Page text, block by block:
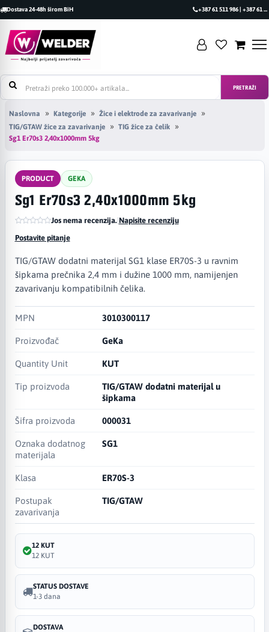
Dostava 24-48h širom BiH +387 61 511 986 | +387 61 493 470
PRETRAŽI
Naslovna Kategorije
Žice i elektrode za zavarivanje
TIG/GTAW žice za zavarivanje
TIG žice za čelik
Sg1 Er70s3 2,40x1000mm 5kg
PRODUCT GEKA
Sg1 Er70s3 2,40x1000mm 5kg
Jos nema recenzija.|Napisite recenziju
Postavite pitanje
TIG/GTAW dodatni materijal SG1 klase ER70S-3 u ravnim
šipkama prečnika 2,4 mm i dužine 1000 mm, namijenjen
zavarivanju kompatibilnih čelika.
MPN 3010300117
Proizvođač GeKa
Quantity Unit KUT
Tip proizvoda
TIG/GTAW dodatni materijal u
šipkama
Šifra proizvoda 000031
Oznaka dodatnog
materijala
SG1
Klasa ER70S-3
Postupak
zavarivanja
TIG/GTAW
12 KUT
12 KUT
STATUS DOSTAVE
1-3 dana
DOSTAVA